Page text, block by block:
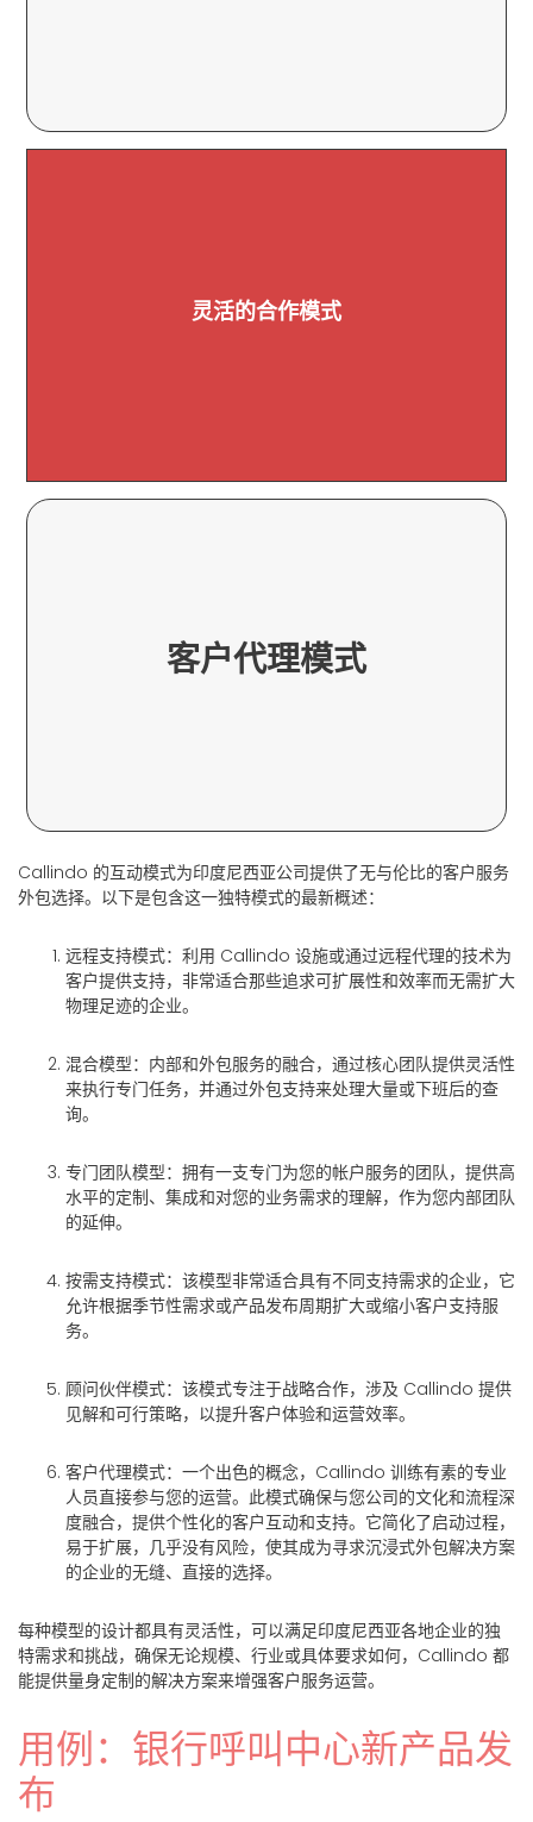
灵活的合作模式
牢固的合作伙伴关系
客户代理模式
运营，确保与您的文化和流程深度契合，提供
个性化的客户支持。
Callindo 的互动模式为印度尼西亚公司提供了无与伦比的客户服务
外包选择。以下是包含这一独特模式的最新概述：
远程支持模式：利用 Callindo 设施或通过远程代理的技术为
客户提供支持，非常适合那些追求可扩展性和效率而无需扩大
物理足迹的企业。
混合模型：内部和外包服务的融合，通过核心团队提供灵活性
来执行专门任务，并通过外包支持来处理大量或下班后的查
询。
专门团队模型：拥有一支专门为您的帐户服务的团队，提供高
水平的定制、集成和对您的业务需求的理解，作为您内部团队
的延伸。
按需支持模式：该模型非常适合具有不同支持需求的企业，它
允许根据季节性需求或产品发布周期扩大或缩小客户支持服
务。
顾问伙伴模式：该模式专注于战略合作，涉及 Callindo 提供
见解和可行策略，以提升客户体验和运营效率。
客户代理模式：一个出色的概念，Callindo 训练有素的专业
人员直接参与您的运营。此模式确保与您公司的文化和流程深
度融合，提供个性化的客户互动和支持。它简化了启动过程，
易于扩展，几乎没有风险，使其成为寻求沉浸式外包解决方案
的企业的无缝、直接的选择。
每种模型的设计都具有灵活性，可以满足印度尼西亚各地企业的独
特需求和挑战，确保无论规模、行业或具体要求如何，Callindo 都
能提供量身定制的解决方案来增强客户服务运营。
用例：银行呼叫中心新产品发
布